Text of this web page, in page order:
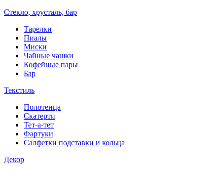
Стекло, хрусталь, бар
Тарелки
Пиалы
Миски
Чайные чашки
Кофейные пары
Бар
Текстиль
Полотенца
Скатерти
Тет-а-тет
Фартуки
Салфетки подставки и кольца
Декор